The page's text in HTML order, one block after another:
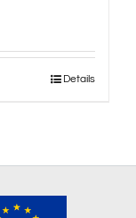
Details